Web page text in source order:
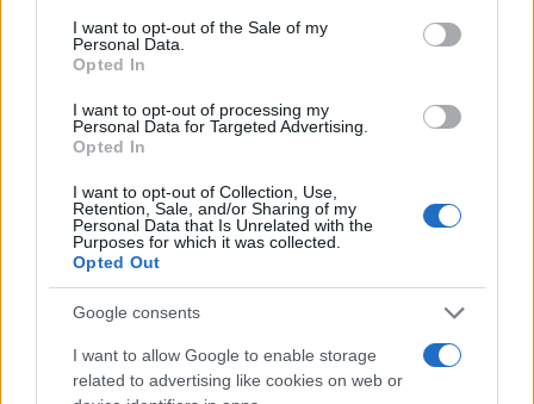
I want to opt-out of the Sale of my
Personal Data.
Opted In
I want to opt-out of processing my
Personal Data for Targeted Advertising.
Opted In
I want to opt-out of Collection, Use,
Retention, Sale, and/or Sharing of my
Personal Data that Is Unrelated with the
Purposes for which it was collected.
Opted Out
Google consents
I want to allow Google to enable storage
related to advertising like cookies on web or
procedere per Salvini sul caso Diciotti fosse un
atto dovuto perché il vicepremier non avrebbe
presidente della CameraFicoche scambia il
Consiglio Europeo, riunione dei capi di Stato e di
governo dell’Ue, con il Consiglio d’Europa, che
invece rispetto all’Ue è un organo esterno, e
chiama “egidia” l’”egida”, cioè lo scudo di
protezione dell’Onu nelle decisioni in cui si reputa
fondamentale il ruolo delle Nazioni Unite. Per
continuare con il sottosegretario tuttofare
Stefano Buffagni, incapace di leggere